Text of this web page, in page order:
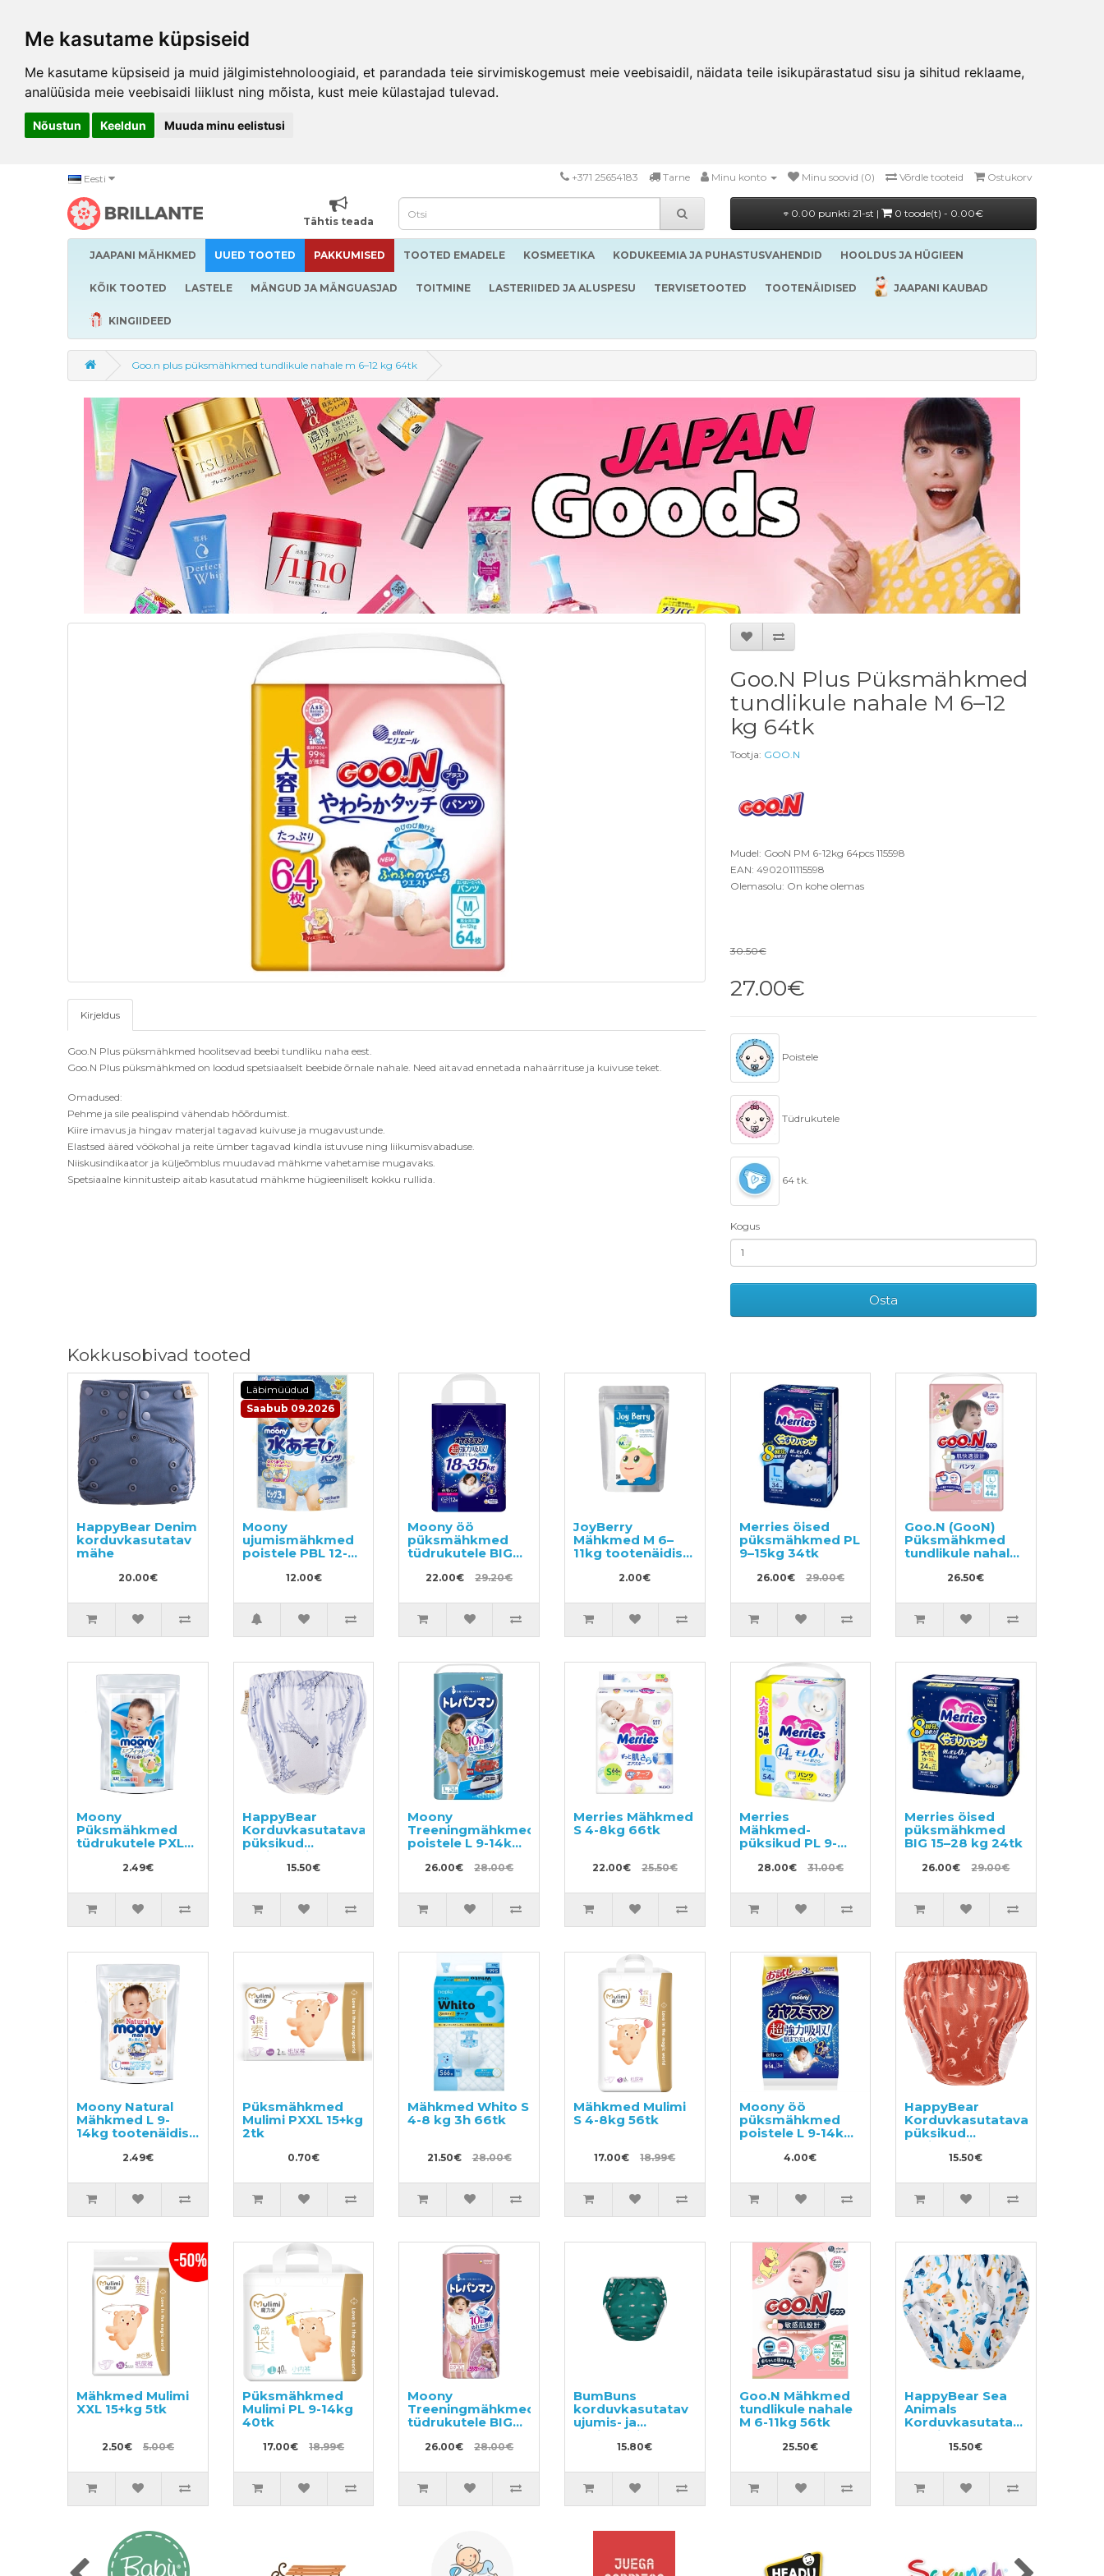
Me kasutame küpsiseid
Me kasutame küpsiseid ja muid jälgimistehnoloogiaid, et parandada teie sirvimiskogemust meie veebisaidil, näidata teile isikupärastatud sisu ja sihitud reklaame,
analüüsida meie veebisaidi liiklust ning mõista, kust meie külastajad tulevad.
Nõustun Keeldun Muuda minu eelistusi
Eesti +371 25654183 Tarne Minu konto Minu soovid (0) Võrdle tooteid Ostukorv
Tähtis teada
0.00 punkti 21-st | 0 toode(t) - 0.00€
JAAPANI MÄHKMED UUED TOOTED PAKKUMISED TOOTED EMADELE KOSMEETIKA KODUKEEMIA JA PUHASTUSVAHENDID HOOLDUS JA HÜGIEEN
KÕIK TOOTED LASTELE MÄNGUD JA MÄNGUASJAD TOITMINE LASTERIIDED JA ALUSPESU TERVISETOOTED TOOTENÄIDISED JAAPANI KAUBAD
KINGIIDEED
Goo.n plus püksmähkmed tundlikule nahale m 6–12 kg 64tk
Kirjeldus
Goo.N Plus püksmähkmed hoolitsevad beebi tundliku naha eest.
Goo.N Plus püksmähkmed on loodud spetsiaalselt beebideõrnale nahale. Need aitavad ennetada nahaärrituse ja kuivuse teket.
Omadused:
Pehme ja sile pealispind vähendab hõõrdumist.
Kiire imavus ja hingav materjal tagavad kuivuse ja mugavustunde.
Elastsed ääred vöökohal ja reite ümber tagavad kindla istuvuse ning liikumisvabaduse.
Niiskusindikaator ja küljeõmblus muudavad mähkme vahetamise mugavaks.
Spetsiaalne kinnitusteip aitab kasutatud mähkme hügieeniliselt kokku rullida.
Goo.N Plus Püksmähkmed
tundlikule nahale M 6–12
kg 64tk
Tootja: GOO.N
Mudel: GooN PM 6-12kg 64pcs 115598
EAN: 4902011115598
Olemasolu: On kohe olemas
30.50€
27.00€
Poistele
Tüdrukutele
64 tk.
Kogus
Osta
Kokkusobivad tooted
HappyBear Denim
korduvkasutatav
mähe
20.00€
Läbimüüdud
Saabub 09.2026
Moony
ujumismähkmed
poistele PBL 12-
12.00€
Moony öö
püksmähkmed
tüdrukutele BIG
22.00€ 29.20€
JoyBerry
Mähkmed M 6–
11kg tootenäidis
2.00€
Merries öised
püksmähkmed PL
9–15kg 34tk
26.00€ 29.00€
Goo.N (GooN)
Püksmähkmed
tundlikule nahale
26.50€
Moony
Püksmähkmed
tüdrukutele PXL
tootenäidis 3tk
2.49€
HappyBear
Korduvkasutatavad
püksikud
potitreeninguteks
15.50€
Moony
Treeningmähkmed
poistele L 9-14kg
26.00€ 28.00€
Merries Mähkmed
S 4-8kg 66tk
22.00€ 25.50€
Merries
Mähkmed-
püksikud PL 9-
28.00€ 31.00€
Merries öised
püksmähkmed
BIG 15–28 kg 24tk
26.00€ 29.00€
Moony Natural
Mähkmed L 9-
14kg tootenäidis
2.49€
Püksmähkmed
Mulimi PXXL 15+kg
2tk
0.70€
Mähkmed Whito S
4-8 kg 3h 66tk
21.50€ 28.00€
Mähkmed Mulimi
S 4-8kg 56tk
17.00€ 18.99€
Moony öö
püksmähkmed
poistele L 9-14kg
4.00€
HappyBear
Korduvkasutatavad
püksikud
potitreeninguteks
15.50€
Mähkmed Mulimi
XXL 15+kg 5tk
2.50€ 5.00€
Püksmähkmed
Mulimi PL 9-14kg
40tk
17.00€ 18.99€
Moony
Treeningmähkmed
tüdrukutele BIG
26.00€ 28.00€
BumBuns
korduvkasutatav
ujumis- ja
potitreeningu
mähe S 8–11kg
15.80€
Goo.N Mähkmed
tundlikule nahale
M 6-11kg 56tk
25.50€
HappyBear Sea
Animals
Korduvkasutatavad
püksikud
potitreeninguteks
15.50€